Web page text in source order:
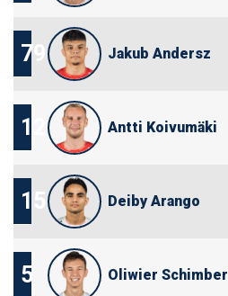
79 Jakub Andersz
12 Antti Koivumäki
15 Deiby Arango
5 Oliwier Schimber